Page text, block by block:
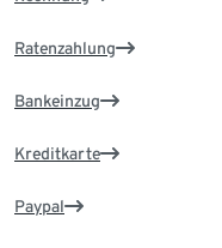
Ratenzahlung
Bankeinzug
Kreditkarte
Paypal